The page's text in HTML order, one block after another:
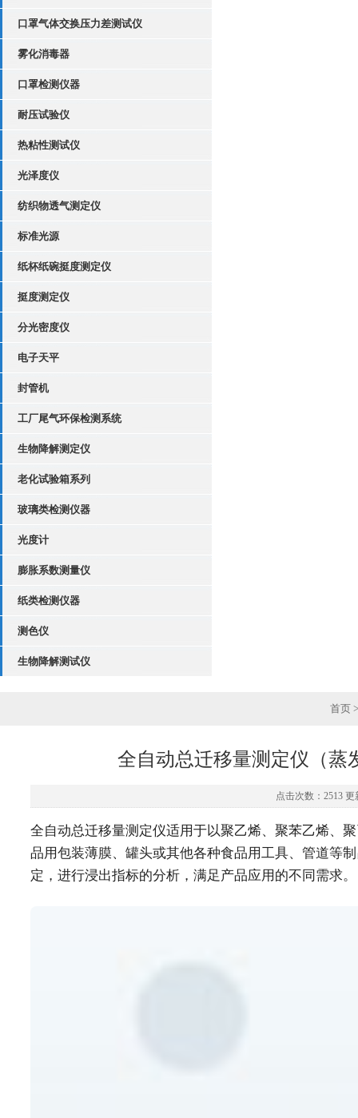
口罩气体交换压力差测试仪
雾化消毒器
口罩检测仪器
耐压试验仪
热粘性测试仪
光泽度仪
纺织物透气测定仪
标准光源
纸杯纸碗挺度测定仪
挺度测定仪
分光密度仪
电子天平
封管机
工厂尾气环保检测系统
生物降解测定仪
老化试验箱系列
玻璃类检测仪器
光度计
膨胀系数测量仪
纸类检测仪器
测色仪
生物降解测试仪
首页
全自动总迁移量测定仪（蒸
点击次数：2513 更
全自动总迁移量测定仪适用于以聚乙烯、聚苯乙烯、
品用包装薄膜、罐头或其他各种食品用工具、管道等
定，进行浸出指标的分析，满足产品应用的不同需求。